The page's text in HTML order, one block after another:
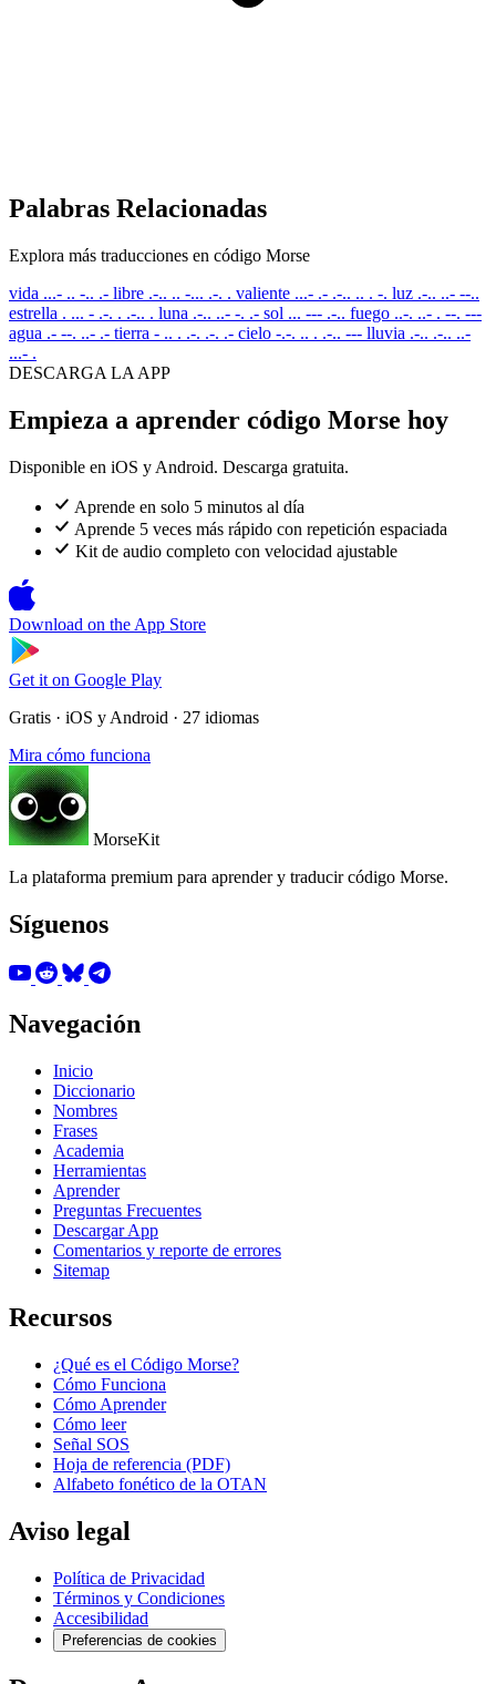
Palabras Relacionadas
Explora más traducciones en código Morse
vida ...- .. -.. .- libre .-.. .. -... .-. . valiente ...- .- .-.. .. . -. luz .-.. ..- --..
estrella . ... - .-. . .-.. . luna .-.. ..- -. .- sol ... --- .-.. fuego ..-. ..- . --. ---
agua .- --. ..- .- tierra - .. . .-. .-. .- cielo -.-. .. . .-.. --- lluvia .-.. .-.. ..-
...- .
DESCARGA LA APP
Empieza a aprender código Morse hoy
Disponible en iOS y Android. Descarga gratuita.
Aprende en solo 5 minutos al día
Aprende 5 veces más rápido con repetición espaciada
Kit de audio completo con velocidad ajustable
Download on the App Store
Get it on Google Play
Gratis · iOS y Android · 27 idiomas
Mira cómo funciona
MorseKit
La plataforma premium para aprender y traducir código Morse.
Síguenos
Navegación
Inicio
Diccionario
Nombres
Frases
Academia
Herramientas
Aprender
Preguntas Frecuentes
Descargar App
Comentarios y reporte de errores
Sitemap
Recursos
¿Qué es el Código Morse?
Cómo Funciona
Cómo Aprender
Cómo leer
Señal SOS
Hoja de referencia (PDF)
Alfabeto fonético de la OTAN
Aviso legal
Política de Privacidad
Términos y Condiciones
Accesibilidad
Preferencias de cookies